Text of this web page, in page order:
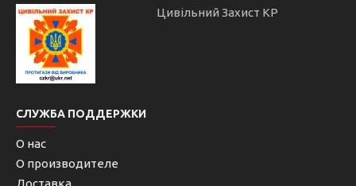
Цивільний Захист КР
СЛУЖБА ПОДДЕРЖКИ
О нас
О производителе
Доставка